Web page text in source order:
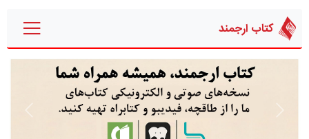
کتاب ارجمند
بعدی